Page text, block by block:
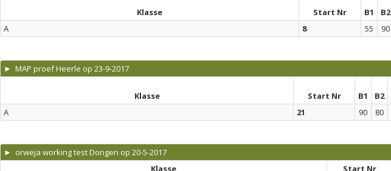
Klasse Start Nr B1 B2
A
8 55 90
► MAP proef Heerle op 23-9-2017
Klasse Start Nr B1 B2
A
21 90 80
► orweja working test Dongen op 20-5-2017
Klasse
Start Nr